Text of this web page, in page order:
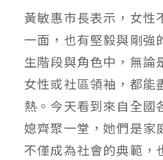
黃敏惠市長表示，女性
一面，也有堅毅與剛強
生階段與角色中，無論
女性或社區領袖，都能
熱。今天看到來自全國
媳齊聚一堂，她們是家
不僅成為社會的典範，